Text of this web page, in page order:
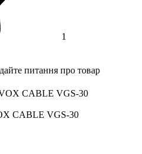
1
питання про товар
CABLE VGS-30